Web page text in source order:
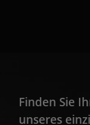
Finden Sie
unseres